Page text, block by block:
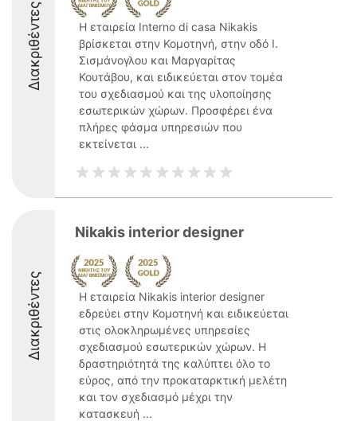
Διακριθέντες
Η εταιρεία Interno di casa Nikakis
βρίσκεται στην Κομοτηνή, στην οδό Ι.
Σισμάνογλου και Μαργαρίτας
Κουτάβου, και ειδικεύεται στον τομέα
του σχεδιασμού και της υλοποίησης
εσωτερικών χώρων. Προσφέρει ένα
πλήρες φάσμα υπηρεσιών που
εκτείνεται ...
Διακριθέντες
Nikakis interior designer
Η εταιρεία Nikakis interior designer
εδρεύει στην Κομοτηνή και ειδικεύεται
στις ολοκληρωμένες υπηρεσίες
σχεδιασμού εσωτερικών χώρων. Η
δραστηριότητά της καλύπτει όλο το
εύρος, από την προκαταρκτική μελέτη
και τον σχεδιασμό μέχρι την
κατασκευή ...